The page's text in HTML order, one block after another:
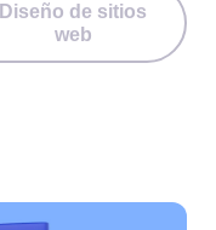
Diseño de sitios
web